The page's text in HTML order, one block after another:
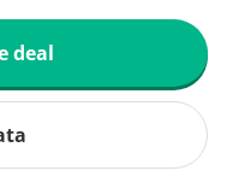
deal